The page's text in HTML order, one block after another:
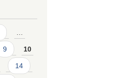
…
9 10
14